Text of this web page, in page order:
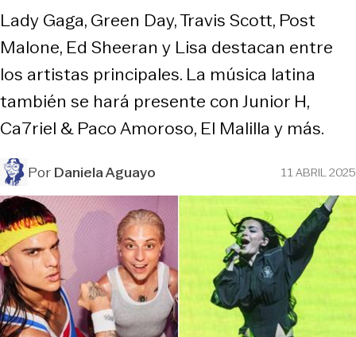
Lady Gaga, Green Day, Travis Scott, Post
Malone, Ed Sheeran y Lisa destacan entre
los artistas principales. La música latina
también se hará presente con Junior H,
Ca7riel & Paco Amoroso, El Malilla y más.
PorDaniela Aguayo 11 ABRIL 2025